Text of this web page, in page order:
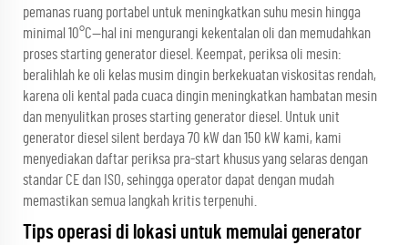
pemanas ruang portabel untuk meningkatkan suhu mesin hingga
minimal 10°C—hal ini mengurangi kekentalan oli dan memudahkan
proses starting generator diesel. Keempat, periksa oli mesin:
beralihlah ke oli kelas musim dingin berkekuatan viskositas rendah,
karena oli kental pada cuaca dingin meningkatkan hambatan mesin
dan menyulitkan proses starting generator diesel. Untuk unit
generator diesel silent berdaya 70 kW dan 150 kW kami, kami
menyediakan daftar periksa pra-start khusus yang selaras dengan
standar CE dan ISO, sehingga operator dapat dengan mudah
memastikan semua langkah kritis terpenuhi.
Tips operasi di lokasi untuk memulai generator